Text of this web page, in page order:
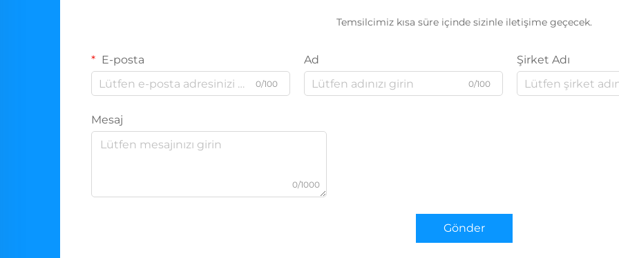
Temsilcimiz kısa süre içinde sizinle iletişime geçecek.
E-posta
0/100
Ad
0/100
Şirket Adı
Mesaj
0/1000
Gönder